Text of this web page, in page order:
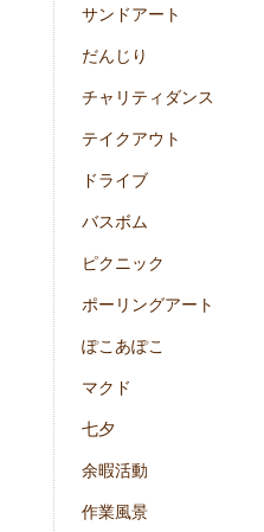
サンドアート
だんじり
チャリティダンス
テイクアウト
ドライブ
バスボム
ピクニック
ポーリングアート
ぽこあぽこ
マクド
七夕
余暇活動
作業風景